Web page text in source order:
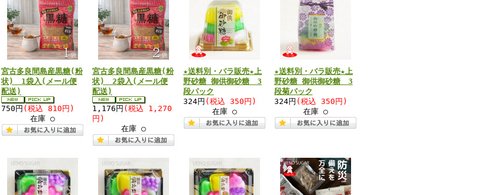
宮古多良間島産黒糖(粉
状) 1袋入(メール便
配送)
750円 (税込 810円)
在庫 ○
宮古多良間島産黒糖(粉
状) 2袋入(メール便
配送)
1,176円 (税込 1,270
円)
在庫 ○
★送料別・バラ販売★上
野砂糖 御供御砂糖 3
段パック
324円 (税込 350円)
在庫 ○
★送料別・バラ販売★上
野砂糖 御供御砂糖 3
段菊パック
324円 (税込 350円)
在庫 ○